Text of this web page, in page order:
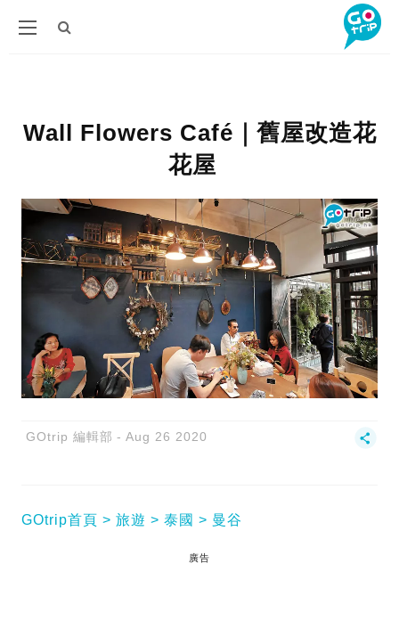
Wall Flowers Café｜舊屋改造花
花屋
GOtrip 編輯部 Aug 26 2020
GOtrip首頁 旅遊 泰國 曼谷
廣告